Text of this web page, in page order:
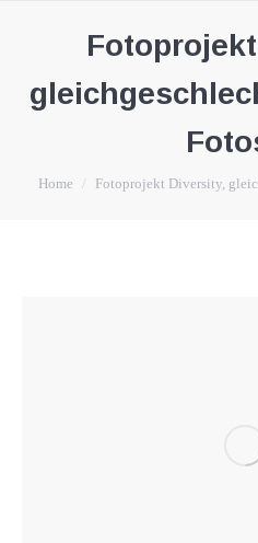
You are here:
Home Fotoprojekt Diversity,